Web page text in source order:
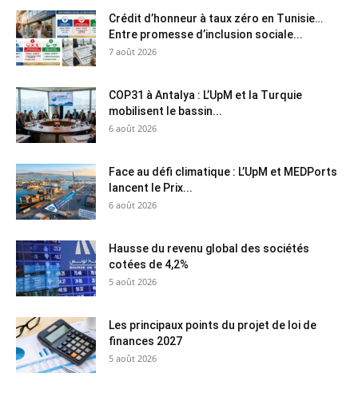
Crédit d’honneur à taux zéro en Tunisie…
Entre promesse d’inclusion sociale...
7 août 2026
COP31 à Antalya : L’UpM et la Turquie
mobilisent le bassin...
6 août 2026
Face au défi climatique : L’UpM et MEDPorts
lancent le Prix...
6 août 2026
Hausse du revenu global des sociétés
cotées de 4,2%
5 août 2026
Les principaux points du projet de loi de
finances 2027
5 août 2026